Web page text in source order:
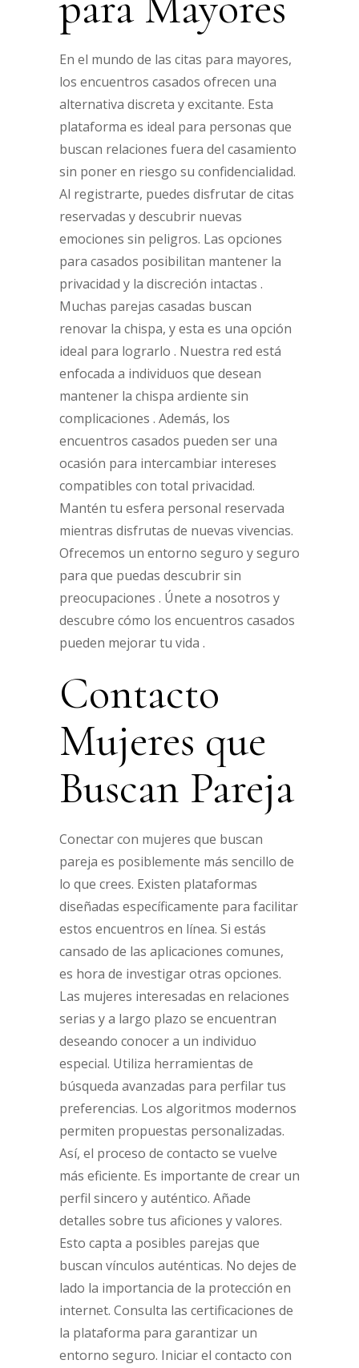
En el mundo de las citas para mayores,
los encuentros casados ofrecen una
alternativa discreta y excitante. Esta
plataforma es ideal para personas que
buscan relaciones fuera del casamiento
sin poner en riesgo su confidencialidad.
Al registrarte, puedes disfrutar de citas
reservadas y descubrir nuevas
emociones sin peligros. Las opciones
para casados posibilitan mantener la
privacidad y la discreción intactas .
Muchas parejas casadas buscan
renovar la chispa, y esta es una opción
ideal para lograrlo . Nuestra red está
enfocada a individuos que desean
mantener la chispa ardiente sin
complicaciones . Además, los
encuentros casados pueden ser una
ocasión para intercambiar intereses
compatibles con total privacidad.
Mantén tu esfera personal reservada
mientras disfrutas de nuevas vivencias.
Ofrecemos un entorno seguro y seguro
para que puedas descubrir sin
preocupaciones . Únete a nosotros y
descubre cómo los encuentros casados
pueden mejorar tu vida .
Contacto
Mujeres que
Buscan Pareja
Conectar con mujeres que buscan
pareja es posiblemente más sencillo de
lo que crees. Existen plataformas
diseñadas específicamente para facilitar
estos encuentros en línea. Si estás
cansado de las aplicaciones comunes,
es hora de investigar otras opciones.
Las mujeres interesadas en relaciones
serias y a largo plazo se encuentran
deseando conocer a un individuo
especial. Utiliza herramientas de
búsqueda avanzadas para perfilar tus
preferencias. Los algoritmos modernos
permiten propuestas personalizadas.
Así, el proceso de contacto se vuelve
más eficiente. Es importante de crear un
perfil sincero y auténtico. Añade
detalles sobre tus aficiones y valores.
Esto capta a posibles parejas que
buscan vínculos auténticas. No dejes de
lado la importancia de la protección en
internet. Consulta las certificaciones de
la plataforma para garantizar un
entorno seguro. Iniciar el contacto con